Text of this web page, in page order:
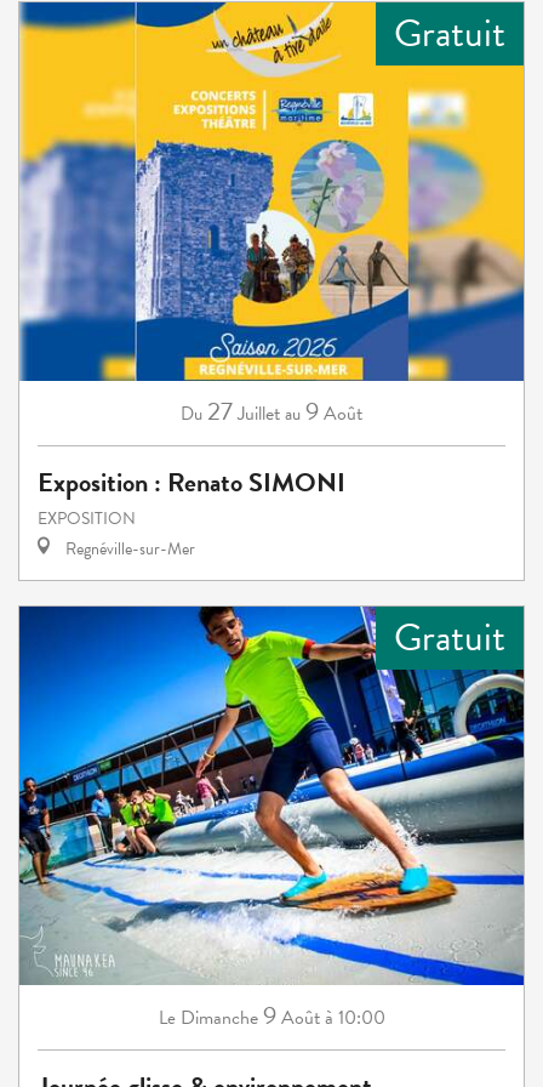
Gratuit
Du 27Juilletau9Août
Exposition : Renato SIMONI
EXPOSITION
Regnéville-sur-Mer
Gratuit
Le Dimanche9Aoûtà 10:00